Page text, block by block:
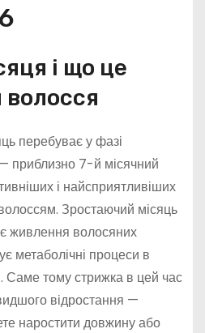
і що це
волосся
перебуває у фазі
приблизно 7-й місячний
і найсприятливіших
Зростаючий місяць
живлення волосяних
метаболічні процеси в
Саме тому стрижка в цей час
відростання —
наростити довжину або